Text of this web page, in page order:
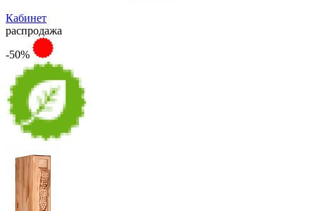
Кабинет
распродажа
-50%